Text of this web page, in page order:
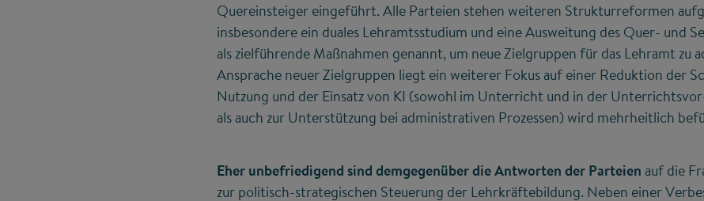
Quereinsteiger eingeführt. Alle Parteien stehen weiteren Strukturreformen
insbesondere ein duales Lehramtsstudium und eine Ausweitung des Quer- und
als zielführende Maßnahmen genannt, um neue Zielgruppen für das Lehramt zu
Ansprache neuer Zielgruppen liegt ein weiterer Fokus auf einer Reduktion der
Nutzung und der Einsatz von KI (sowohl im Unterricht und in der
als auch zur Unterstützung bei administrativen Prozessen) wird mehrheitlich
Eher unbefriedigend sind demgegenüber die Antworten der Parteien auf die
zur politisch-strategischen Steuerung der Lehrkräftebildung. Neben einer